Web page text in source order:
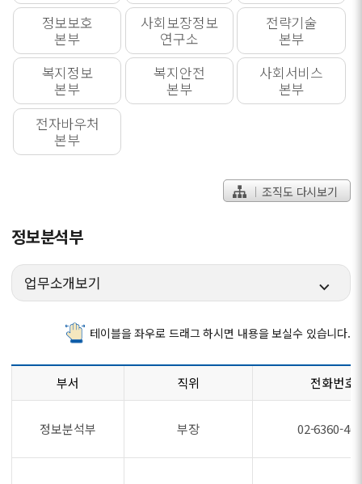
정보보호
본부
사회보장정보
연구소
전략기술
본부
복지정보
본부
복지안전
본부
사회서비스
본부
전자바우처
본부
조직도 다시보기
정보분석부
업무소개보기
테이블을 좌우로 드래그 하시면 내용을 보실수 있습니다.
부서 직위 전화번호
정보분석부 부장 02-6360-